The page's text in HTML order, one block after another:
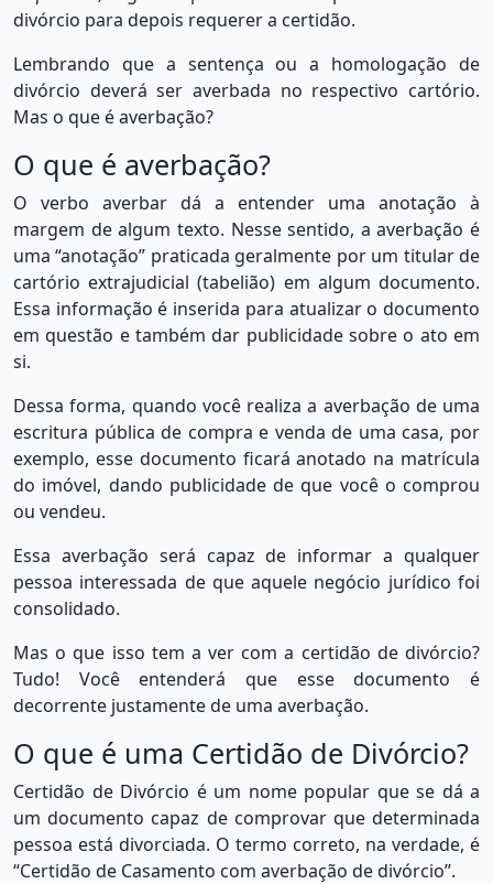
divórcio para depois requerer a certidão.
Lembrando que a sentença ou a homologação de
divórcio deverá ser averbada no respectivo cartório.
Mas o que é averbação?
O que é averbação?
O verbo averbar dá a entender uma anotação à
margem de algum texto. Nesse sentido, a averbação é
uma “anotação” praticada geralmente por um titular de
cartório extrajudicial (tabelião) em algum documento.
Essa informação é inserida para atualizar o documento
em questão e também dar publicidade sobre o ato em
si.
Dessa forma, quando você realiza a averbação de uma
escritura pública de compra e venda de uma casa, por
exemplo, esse documento ficará anotado na matrícula
do imóvel, dando publicidade de que você o comprou
ou vendeu.
Essa averbação será capaz de informar a qualquer
pessoa interessada de que aquele negócio jurídico foi
consolidado.
Mas o que isso tem a ver com a certidão de divórcio?
Tudo! Você entenderá que esse documento é
decorrente justamente de uma averbação.
O que é uma Certidão de Divórcio?
Certidão de Divórcio é um nome popular que se dá a
um documento capaz de comprovar que determinada
pessoa está divorciada. O termo correto, na verdade, é
“Certidão de Casamento com averbação de divórcio”.